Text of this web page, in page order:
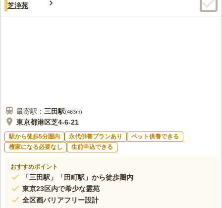
30代女性
大型・小型含めて生花店がありいつでも生花を購入することがで
芝浄苑
最寄駅： 三田駅(463m)
東京都港区芝4-6-21
駅から徒歩5分圏内 永代供養プランあり
ペット供養できる
檀家になる必要なし
生前申込できる
おすすめポイント
「三田駅」「田町駅」から徒歩圏内
東京23区内で希少な霊苑
全区画バリアフリー設計